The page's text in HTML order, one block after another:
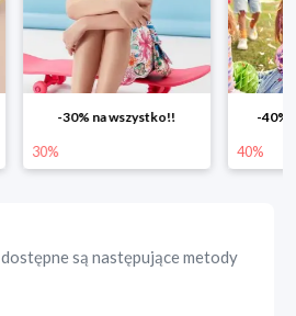
-40% na drugą sztukę
40% 25%
dostępne są następujące metody